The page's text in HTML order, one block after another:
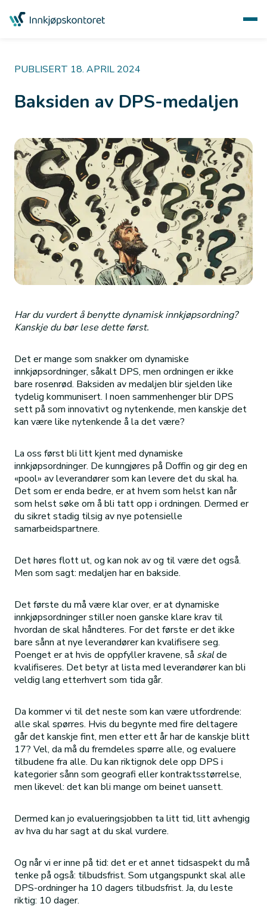
PUBLISERT 18. APRIL 2024
Baksiden av DPS-medaljen
Har du vurdert å benytte dynamisk innkjøpsordning?
Kanskje du bør lese dette først.
Det er mange som snakker om dynamiske
innkjøpsordninger, såkalt DPS, men ordningen er ikke
bare rosenrød. Baksiden av medaljen blir sjelden like
tydelig kommunisert. I noen sammenhenger blir DPS
sett på som innovativt og nytenkende, men kanskje det
kan være like nytenkende å la det være?
La oss først bli litt kjent med dynamiske
innkjøpsordninger. De kunngjøres på Doffin og gir deg en
«pool» av leverandører som kan levere det du skal ha.
Det som er enda bedre, er at hvem som helst kan når
som helst søke om å bli tatt opp i ordningen. Dermed er
du sikret stadig tilsig av nye potensielle
samarbeidspartnere.
Det høres flott ut, og kan nok av og til være det også.
Men som sagt: medaljen har en bakside.
Det første du må være klar over, er at dynamiske
innkjøpsordninger stiller noen ganske klare krav til
hvordan de skal håndteres. For det første er det ikke
bare sånn at nye leverandører kan kvalifisere seg.
Poenget er at hvis de oppfyller kravene, så skalde
kvalifiseres. Det betyr at lista med leverandører kan bli
veldig lang etterhvert som tida går.
Da kommer vi til det neste som kan være utfordrende:
alle skal spørres. Hvis du begynte med fire deltagere
går det kanskje fint, men etter ett år har de kanskje blitt
17? Vel, da må du fremdeles spørre alle, og evaluere
tilbudene fra alle. Du kan riktignok dele opp DPS i
kategorier sånn som geografi eller kontraktsstørrelse,
men likevel: det kan bli mange om beinet uansett.
Dermed kan jo evalueringsjobben ta litt tid, litt avhengig
av hva du har sagt at du skal vurdere.
Og når vi er inne på tid: det er et annet tidsaspekt du må
tenke på også: tilbudsfrist. Som utgangspunkt skal alle
DPS-ordninger ha 10 dagers tilbudsfrist. Ja, du leste
riktig: 10 dager.